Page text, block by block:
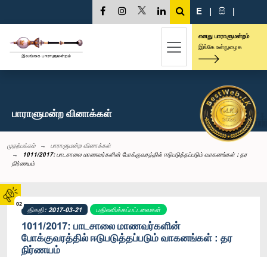
02
E | සි |
எனது பாராளுமன்றம்
இங்கே உள்நுழைக
பாராளுமன்ற வினாக்கள்
முதற்பக்கம்
பாராளுமன்ற வினாக்கள்
1011/2017: பாடசாலை மாணவர்களின் போக்குவரத்தில் ஈடுபடுத்தப்படும் வாகனங்கள் : தர
நிர்ணயம்
திகதி: 2017-03-21 பதிலளிக்கப்பட்டவைகள்
1011/2017: பாடசாலை மாணவர்களின்
போக்குவரத்தில் ஈடுபடுத்தப்படும் வாகனங்கள் : தர
நிர்ணயம்